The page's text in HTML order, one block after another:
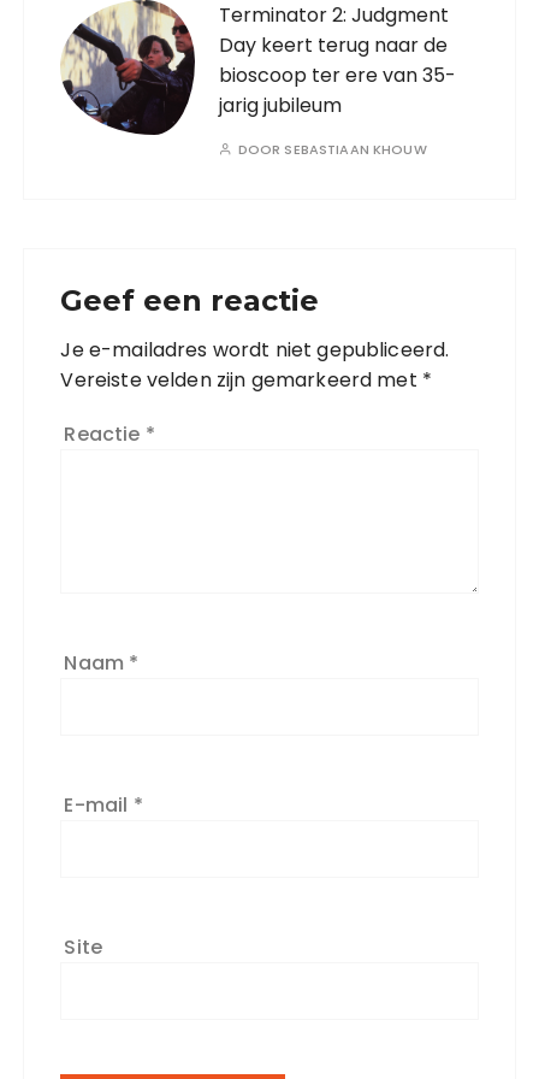
Terminator 2: Judgment
Day keert terug naar de
bioscoop ter ere van 35-
jarig jubileum
DOOR SEBASTIAAN KHOUW
Geef een reactie
Je e-mailadres wordt niet gepubliceerd.
Vereiste velden zijn gemarkeerd met *
Reactie *
Naam *
E-mail *
Site